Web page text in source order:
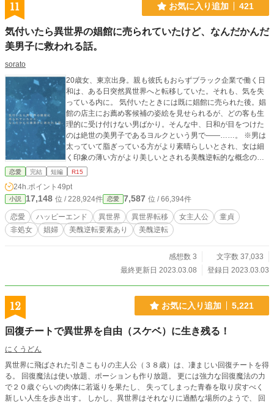
11 お気に入り追加 421
気付いたら異世界の娼館に売られていたけど、なんだかんだ
美男子に救われる話。
sorato
20歳女、東京出身。親も彼氏もおらずブラック企業で働く日
和は、ある日突然異世界へと転移していた。それも、気を失
っている内に。 気付いたときには既に娼館に売られた後。娼
館の店主にお薦め客候補の姿絵を見せられるが、どの客も生
理的に受け付けない男ばかり。そんな中、日和が目をつけた
のは絶世の美男子であるヨルクという男で――……。 ※男は
太っていて脂ぎっている方がより素晴らしいとされ、女は細
く印象の薄い方がより美しいとされる美醜逆転的な概念の異
世界でのお話です。 ！直接的な行為の描写はありませんが、
定しています。苦手な方はバックしてください。 ※小説家に
なろうさんでも投稿しています。
恋愛 完結 短編 R15
24h.ポイント 49pt
小説 17,148 位 / 228,924件 恋愛 7,587 位 / 66,394件
恋愛 ハッピーエンド 異世界 異世界転移 女主人公
童貞
非処女
娼婦 美醜逆転要素あり 美醜逆転
感想数 3
文字数 37,033
最終更新日 2023.03.08
登録日 2023.03.03
12 お気に入り追加 5,221
回復チートで異世界を自由（スケベ）に生き残る！
にくうどん
異世界に飛ばされた引きこもりの主人公（３８歳）は、凄まじい回復チートを得
る。 回復魔法は使い放題、ポーションも作り放題。 更には強力な回復魔法の力
で２０歳ぐらいの肉体に若返りを果たし、 失ってしまった青春を取り戻すべく
新しい人生を歩き出す。 しかし、異世界はそれなりに過酷な場所のようで、 回